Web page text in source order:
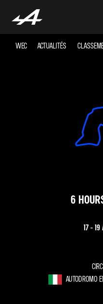
WEC ACTUALITÉS
6
17 -
AUTODROMO